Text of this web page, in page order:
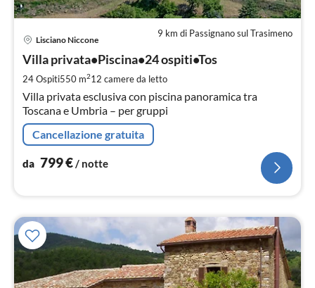
9 km di Passignano sul Trasimeno
Lisciano Niccone
Villa privata•Piscina•24 ospiti•Tos
24 Ospiti550 m212 camere da letto
Villa privata esclusiva con piscina panoramica tra
Toscana e Umbria – per gruppi
Cancellazione gratuita
da 799€/ notte